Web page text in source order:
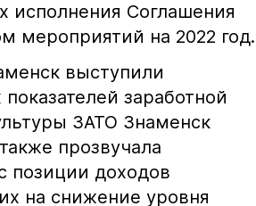
исполнения Соглашения
мероприятий на 2022 год.
выступили
заработной
ЗАТО Знаменск
прозвучала
позиции доходов
на снижение уровня